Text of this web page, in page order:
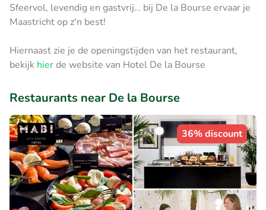
Sfeervol, levendig en gastvrij… bij De la Bourse ervaar je
Maastricht op z'n best!
Hiernaast zie je de openingstijden van het restaurant,
bekijk hierde website van Hotel De la Bourse
Restaurants near De la Bourse
36% discount